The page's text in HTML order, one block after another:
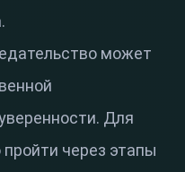
может
Для
через этапы